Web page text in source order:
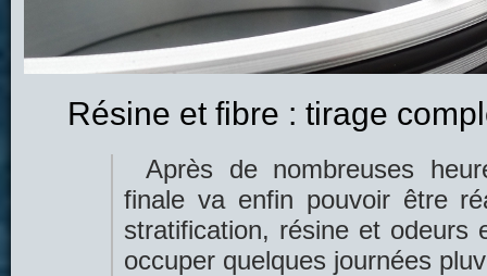
Résine et fibre : tirage
Après de nombreuses
finale va enfin pouvoir être
stratification, résine et odeurs
occuper quelques journées